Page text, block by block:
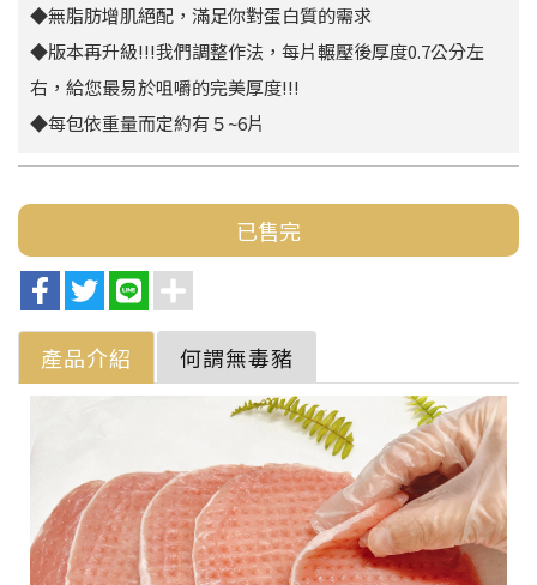
◆無脂肪增肌絕配，滿足你對蛋白質的需求
◆版本再升級!!!我們調整作法，每片輾壓後厚度0.7公分左
右，給您最易於咀嚼的完美厚度!!!
◆每包依重量而定約有５~6片
已售完
產品介紹 何謂無毒豬